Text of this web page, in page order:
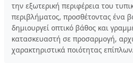
την εξωτερική περιφέρεια του
περιβλήματος, προσθέτοντας ένα
δημιουργεί οπτικό βάθος και
κατασκευαστή σε προσαρμογή,
χαρακτηριστικά ποιότητας επίπλων.